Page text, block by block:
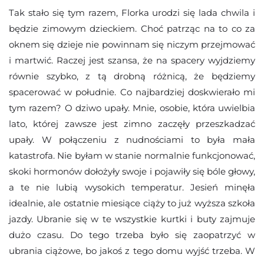
Tak stało się tym razem, Florka urodzi się lada chwila i
będzie zimowym dzieckiem. Choć patrząc na to co za
oknem się dzieje nie powinnam się niczym przejmować
i martwić. Raczej jest szansa, że na spacery wyjdziemy
równie szybko, z tą drobną różnicą, że będziemy
spacerować w południe. Co najbardziej doskwierało mi
tym razem? O dziwo upały. Mnie, osobie, która uwielbia
lato, której zawsze jest zimno zaczęły przeszkadzać
upały. W połączeniu z nudnościami to była mała
katastrofa. Nie byłam w stanie normalnie funkcjonować,
skoki hormonów dołożyły swoje i pojawiły się bóle głowy,
a te nie lubią wysokich temperatur. Jesień minęła
idealnie, ale ostatnie miesiące ciąży to już wyższa szkoła
jazdy. Ubranie się w te wszystkie kurtki i buty zajmuje
dużo czasu. Do tego trzeba było się zaopatrzyć w
ubrania ciążowe, bo jakoś z tego domu wyjść trzeba. W